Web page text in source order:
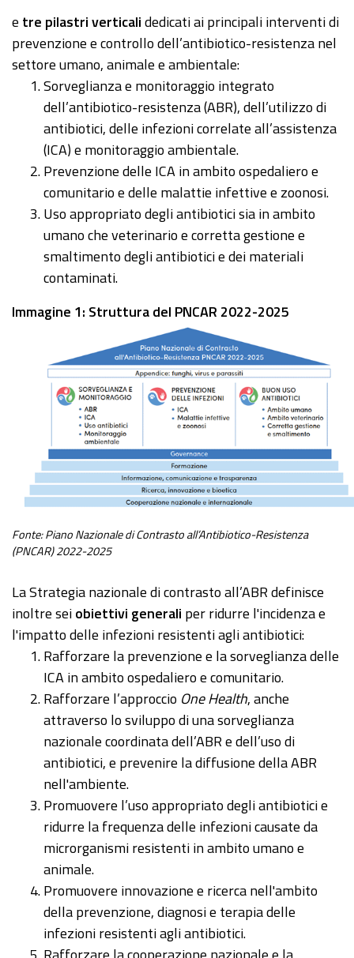
e tre pilastri verticalidedicati ai principali interventi di
prevenzione e controllo dell’antibiotico-resistenza nel
settore umano, animale e ambientale:
Sorveglianza e monitoraggio integrato
dell’antibiotico-resistenza (ABR), dell’utilizzo di
antibiotici, delle infezioni correlate all’assistenza
(ICA) e monitoraggio ambientale.
Prevenzione delle ICA in ambito ospedaliero e
comunitario e delle malattie infettive e zoonosi.
Uso appropriato degli antibiotici sia in ambito
umano che veterinario e corretta gestione e
smaltimento degli antibiotici e dei materiali
contaminati.
Immagine 1: Struttura del PNCAR 2022-2025
Fonte: Piano Nazionale di Contrasto all’Antibiotico-Resistenza
(PNCAR) 2022-2025
La Strategia nazionale di contrasto all’ABR definisce
inoltre seiobiettivi generali per ridurre l'incidenza e
l'impatto delle infezioni resistenti agli antibiotici:
Rafforzare la prevenzione e la sorveglianza delle
ICA in ambito ospedaliero e comunitario.
Rafforzare l’approccio One Health, anche
attraverso lo sviluppo di una sorveglianza
nazionale coordinata dell’ABR e dell’uso di
antibiotici, e prevenire la diffusione della ABR
nell'ambiente.
Promuovere l’uso appropriato degli antibiotici e
ridurre la frequenza delle infezioni causate da
microrganismi resistenti in ambito umano e
animale.
Promuovere innovazione e ricerca nell'ambito
della prevenzione, diagnosi e terapia delle
infezioni resistenti agli antibiotici.